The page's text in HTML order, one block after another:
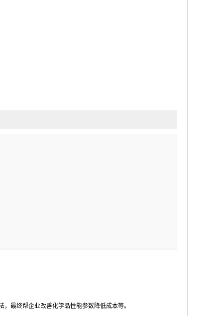
最终帮企业改善化学品性能参数降低成本等。